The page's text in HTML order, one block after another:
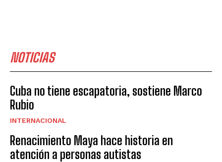
NOTICIAS
Cuba no tiene escapatoria, sostiene Marco
Rubio
INTERNACIONAL
Renacimiento Maya hace historia en
atención a personas autistas